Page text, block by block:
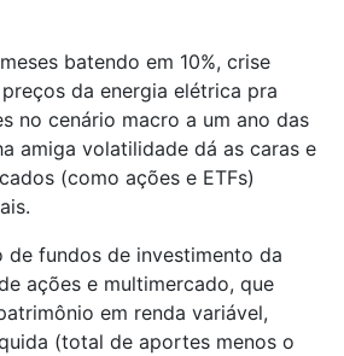
batendo em 10%, crise
da energia elétrica pra
no cenário macro a um ano das
amiga volatilidade dá as caras e
(como ações e ETFs)
de fundos de investimento da
ações e multimercado, que
em renda variável,
(total de aportes menos o